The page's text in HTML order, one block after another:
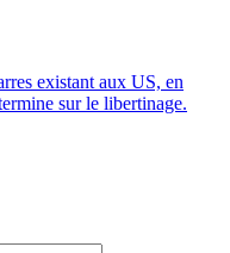
existant aux US, en
sur le libertinage.